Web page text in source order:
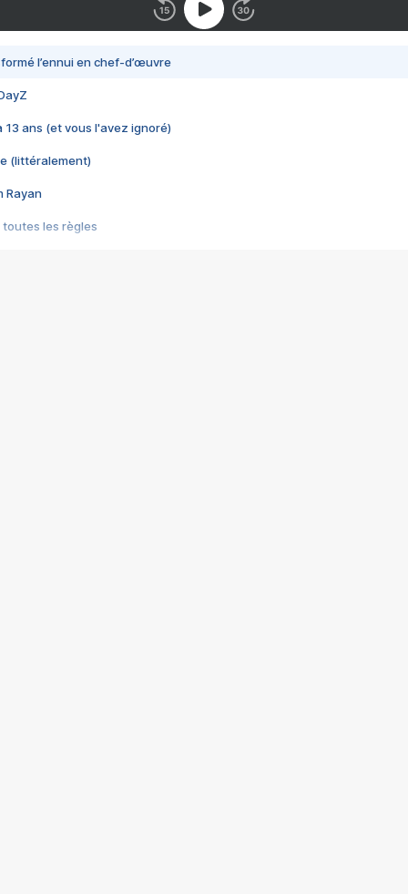
l’ennui en chef-d’œuvre
13 ans (et vous l'avez ignoré)
(littéralement)
Rayan
toutes les règles